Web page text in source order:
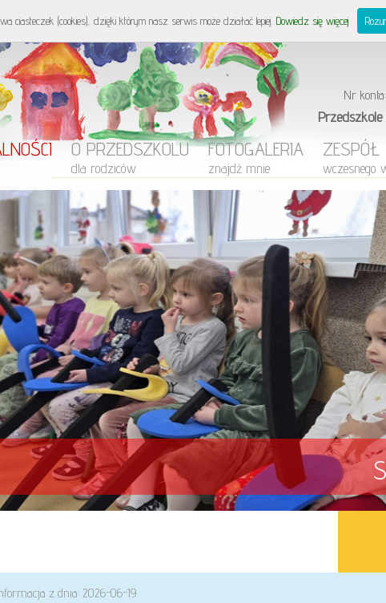
Przedszkole
Nr
O PRZEDSZKOLU
dla rodziców
FOTOGALERIA
znajdź mnie
ZESPÓŁ
wczesnego
z dnia: 2026-06-19
ciasteczek (cookies), dzięki którym nasz serwis może działać lepiej. Dowiedz się więcej